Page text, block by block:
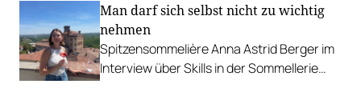
Man darf sich selbst nicht zu wichtig
nehmen
Spitzensommelière Anna Astrid Berger im
Interview über Skills in der Sommellerie